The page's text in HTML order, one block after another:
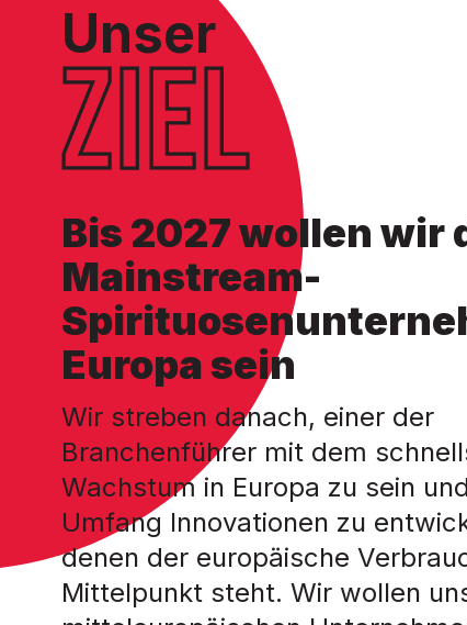
Unser
ZIEL
Bis 2027 wollen wir
Mainstream-
Europa sein
Wir streben danach, einer der
Branchenführer mit dem
Wachstum in Europa zu sein
Umfang Innovationen zu
denen der europäische
Mittelpunkt steht. Wir wollen